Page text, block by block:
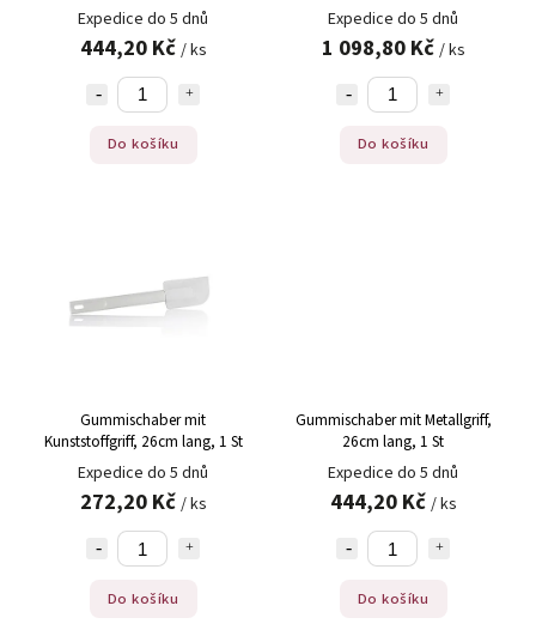
Expedice do 5 dnů
444,20 Kč / ks
Do košíku
Expedice do 5 dnů
1 098,80 Kč / ks
Do košíku
Gummischaber mit
Kunststoffgriff, 26cm lang, 1 St
Expedice do 5 dnů
272,20 Kč / ks
Do košíku
Gummischaber mit Metallgriff,
26cm lang, 1 St
Expedice do 5 dnů
444,20 Kč / ks
Do košíku